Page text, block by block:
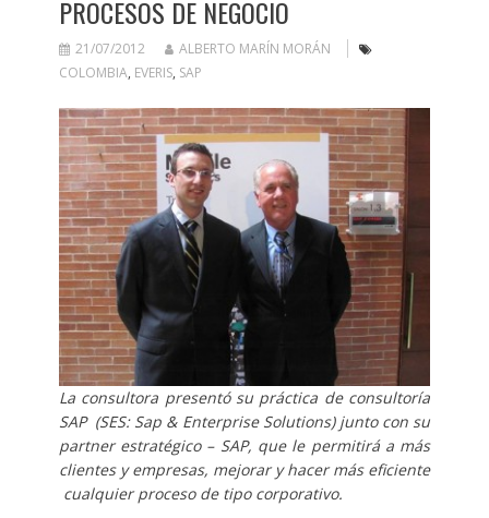
PROCESOS DE NEGOCIO
21/07/2012
ALBERTO MARÍN MORÁN
COLOMBIA, EVERIS, SAP
La consultora presentó su práctica de consultoría
SAP (SES: Sap & Enterprise Solutions) junto con su
partner estratégico – SAP, que le permitirá a más
clientes y empresas, mejorar y hacer más eficiente
cualquier proceso de tipo corporativo.